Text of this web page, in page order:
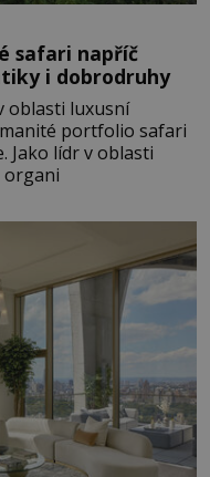
safari napříč
i dobrodruhy
oblasti luxusní
portfolio safari
Jako lídr v oblasti
organi